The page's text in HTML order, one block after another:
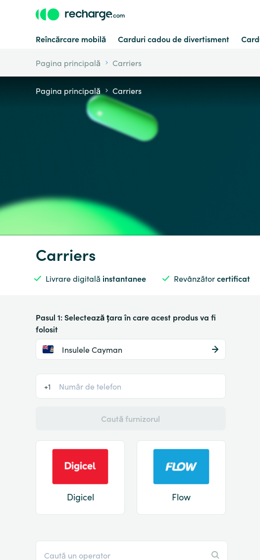
Reîncărcare mobilă Carduri cadou de divertisment
Pagina principală Carriers
Pagina principală Carriers
Carriers
Livrare digitală instantanee Revânzătorcertificat
Pasul 1: Selectează țara în care acest produs va fi
folosit
Insulele Cayman
+1
Caută furnizorul
Digicel Flow